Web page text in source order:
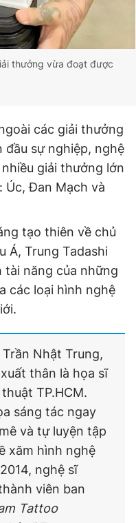
thưởng vừa đoạt được
các giải thưởng
sự nghiệp, nghệ
giải thưởng lớn
Úc, Đan Mạch và
tạo thiên về chủ
Á, Trung Tadashi
năng của những
các loại hình nghệ
Nhật Trung,
xuất thân là họa sĩ
TP.HCM.
sáng tác ngay
và tự luyện tập
xăm hình nghệ
nghệ sĩ
viên ban
Tattoo